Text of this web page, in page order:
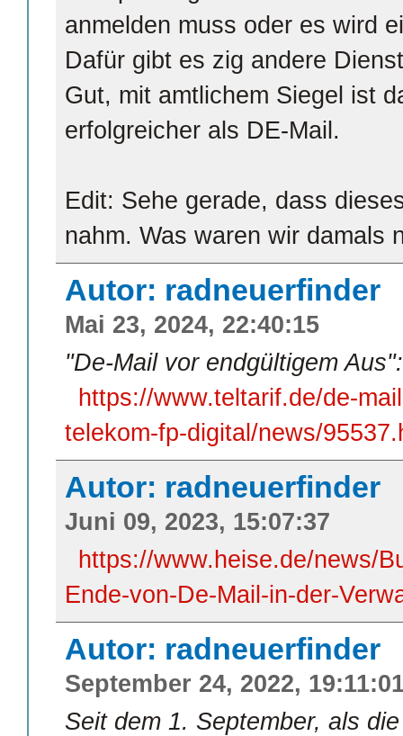
anmelden muss oder es wird
Dafür gibt es zig andere
Gut, mit amtlichem Siegel ist
erfolgreicher als DE-Mail.
Edit: Sehe gerade, dass
nahm. Was waren wir damals
Autor: radneuerfinder
Mai 23, 2024, 22:40:15
"De-Mail vor endgültigem Aus":
https://www.teltarif.de/de-
telekom-fp-digital/news/
Autor: radneuerfinder
Juni 09, 2023, 15:07:37
https://www.heise.de/news/
Ende-von-De-Mail-in-der-
Autor: radneuerfinder
September 24, 2022,
Seit dem 1. September, als